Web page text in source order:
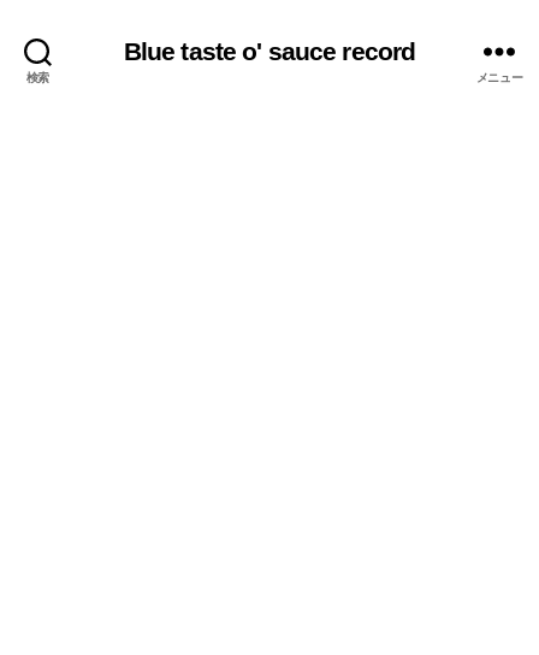
検索
Blue taste o' sauce record
メニュー